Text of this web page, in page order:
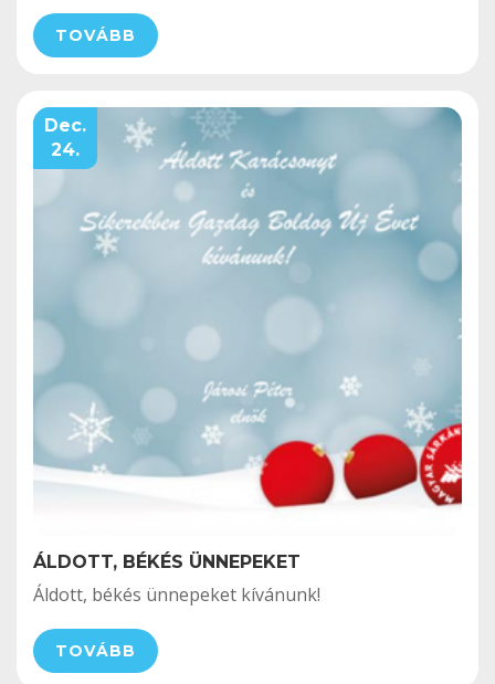
TOVÁBB
Dec.
24.
ÁLDOTT, BÉKÉS ÜNNEPEKET
Áldott, békés ünnepeket kívánunk!
TOVÁBB